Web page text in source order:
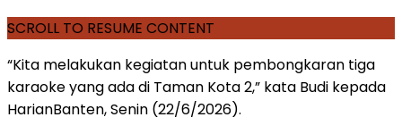
SCROLL TO RESUME CONTENT
“Kita melakukan kegiatan untuk pembongkaran tiga
karaoke yang ada di Taman Kota 2,” kata Budi kepada
HarianBanten, Senin (22/6/2026).